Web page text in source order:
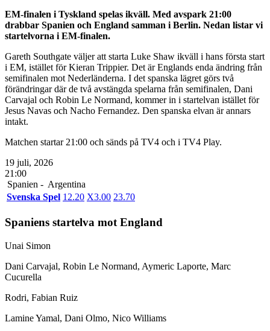
EM-finalen i Tyskland spelas ikväll. Med avspark 21:00
drabbar Spanien och England samman i Berlin. Nedan listar vi
startelvorna i EM-finalen.
Gareth Southgate väljer att starta Luke Shaw ikväll i hans första start
i EM, istället för Kieran Trippier. Det är Englands enda ändring från
semifinalen mot Nederländerna. I det spanska lägret görs två
förändringar där de två avstängda spelarna från semifinalen, Dani
Carvajal och Robin Le Normand, kommer in i startelvan istället för
Jesus Navas och Nacho Fernandez. Den spanska elvan är annars
intakt.
Matchen startar 21:00 och sänds på TV4 och i TV4 Play.
19 juli, 2026
21:00
Spanien - Argentina
Svenska Spel 12.20 X3.00 23.70
Spaniens startelva mot England
Unai Simon
Dani Carvajal, Robin Le Normand, Aymeric Laporte, Marc
Cucurella
Rodri, Fabian Ruiz
Lamine Yamal, Dani Olmo, Nico Williams